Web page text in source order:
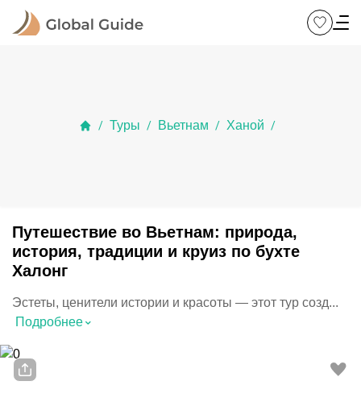
/ Туры / Вьетнам / Ханой /
Путешествие во Вьетнам: природа,
история, традиции и круиз по бухте
Халонг
Эстеты, ценители истории и красоты — этот тур созд...
Подробнее⌃